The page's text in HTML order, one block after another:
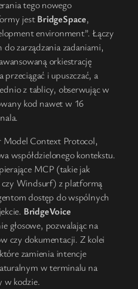
tego nowego
jestBridgeSpace,
environment”. Łączy
zarządzania zadaniami,
orkiestrację
i upuszczać, a
z tablicy, obserwując w
kod nawet w 16
Context Protocol,
współdzielonego kontekstu.
MCP (takie jak
czy Windsurf) z platformą
dostęp do wspólnych
BridgeVoice
głosowe, pozwalając na
czy dokumentacji. Z kolei
zamienia intencje
w terminalu na
w kodzie.